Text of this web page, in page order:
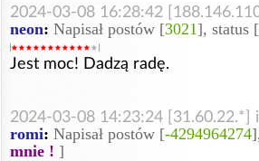
2024-03-08 16:28:42
neon: Napisał postów [3021], status
Jest moc! Dadzą radę.
2024-03-08 14:23:24 [31.60.22.*]
romi: Napisał postów [-4294964274
mnie ! ]